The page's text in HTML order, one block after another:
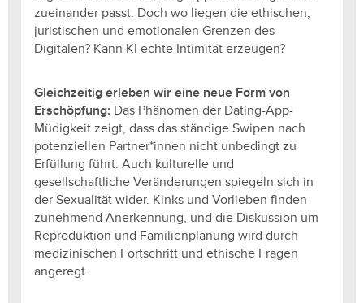
zueinander passt. Doch wo liegen die ethischen,
juristischen und emotionalen Grenzen des
Digitalen? Kann KI echte Intimität erzeugen?
Gleichzeitig erleben wir eine neue Form von
Erschöpfung: Das Phänomen der Dating-App-
Müdigkeit zeigt, dass das ständige Swipen nach
potenziellen Partner*innen nicht unbedingt zu
Erfüllung führt. Auch kulturelle und
gesellschaftliche Veränderungen spiegeln sich in
der Sexualität wider. Kinks und Vorlieben finden
zunehmend Anerkennung, und die Diskussion um
Reproduktion und Familienplanung wird durch
medizinischen Fortschritt und ethische Fragen
angeregt.